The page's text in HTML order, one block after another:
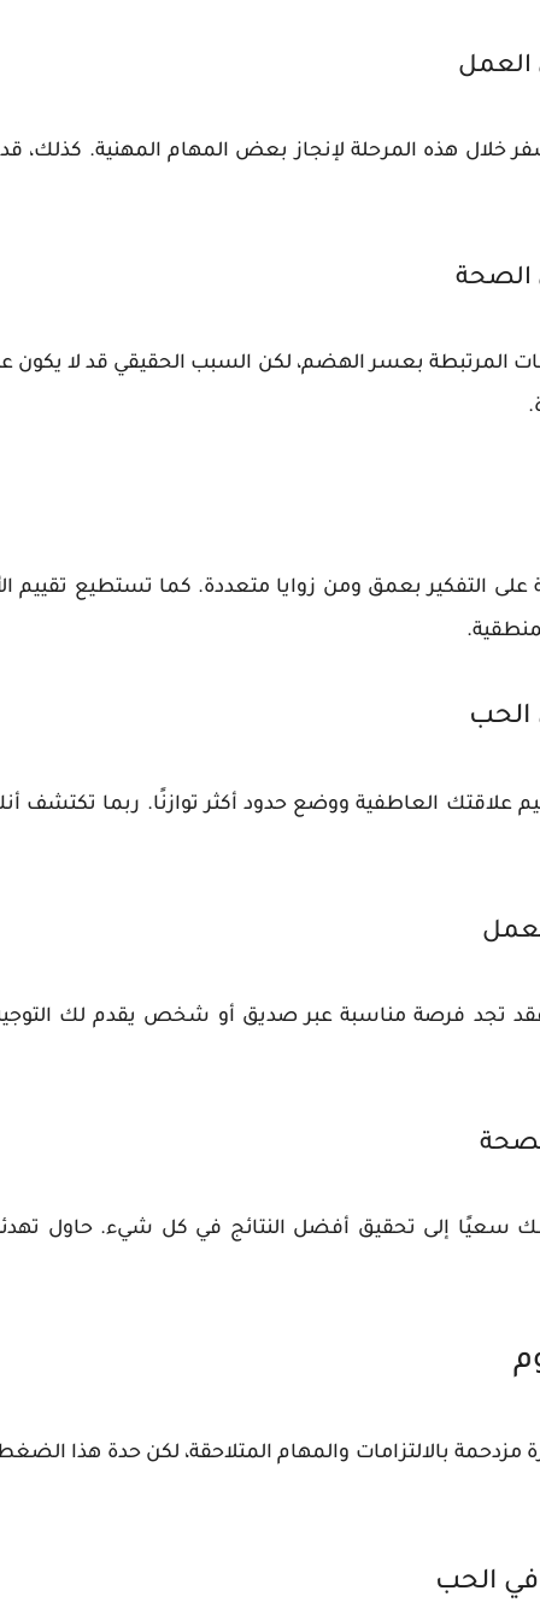
العمل
هذه المرحلة لإنجاز بعض المهام المهنية. كذلك، قد
الصحة
المرتبطة بعسر الهضم، لكن السبب الحقيقي قد لا يكون
على التفكير بعمق ومن زوايا متعددة. كما تستطيع تقييم
الحب
علاقتك العاطفية ووضع حدود أكثر توازنًا. ربما تكتشف
تجد فرصة مناسبة عبر صديق أو شخص يقدم لك
إلى تحقيق أفضل النتائج في كل شيء. حاول تهدئة
مزدحمة بالالتزامات والمهام المتلاحقة، لكن حدة هذا
في الحب